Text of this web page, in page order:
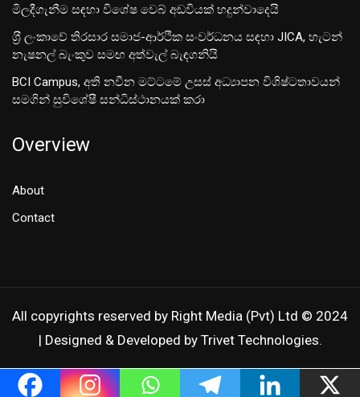
මිලදීගැනීම සඳහා විශේෂ වෙබ් අඩවියක් හදුන්වාදෙයි
ශ‍්‍රී ලංකාවේ තිරසාර සමාජ-ආර්ථික සංවර්ධනය සඳහා JICA, හැටන්
නැෂනල් බැංකුව සමඟ අත්වැල් බැඳගනියි
BCI Campus, අති නවීන මට්ටමේ උසස් අධ්‍යාපන විශිෂ්ටතාවයන්
සමගින් සුවිශේෂී සන්ධිස්ථානයක් කරා
Overview
About
Contact
All copyrights reserved by Right Media (Pvt) Ltd © 2024
| Designed & Developed by Trivet Technologies.